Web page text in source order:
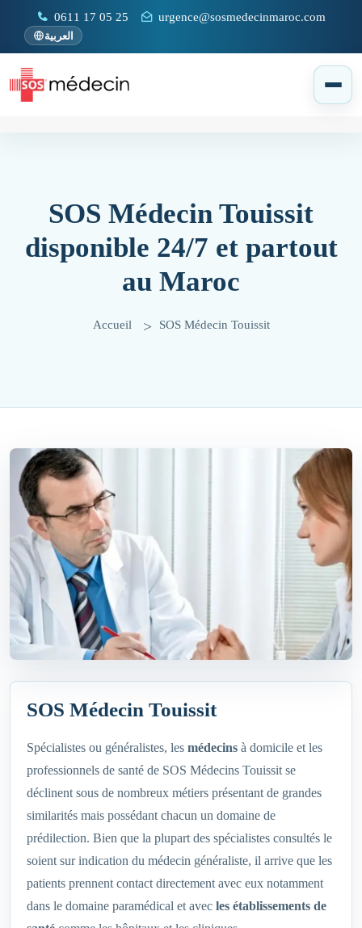
0611 17 05 25 urgence@sosmedecinmaroc.com
العربية
SOS Médecin Touissit
disponible 24/7 et partout
au Maroc
Accueil SOS Médecin Touissit
SOS Médecin Touissit
Spécialistes ou généralistes, les médecins à domicile et les
professionnels de santé de SOS Médecins Touissit se
déclinent sous de nombreux métiers présentant de grandes
similarités mais possédant chacun un domaine de
prédilection. Bien que la plupart des spécialistes consultés le
soient sur indication du médecin généraliste, il arrive que les
patients prennent contact directement avec eux notamment
dans le domaine paramédical et avec les établissements de